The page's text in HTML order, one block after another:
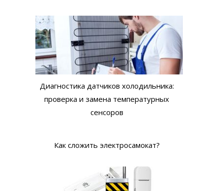
Диагностика датчиков холодильника:
проверка и замена температурных
сенсоров
Как сложить электросамокат?